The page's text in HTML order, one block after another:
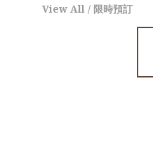
View All / 限時預訂